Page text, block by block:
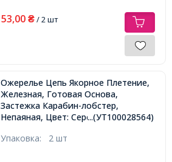
53,00 ₴/ 2 шт
Ожерелье Цепь Якорное Плетение,
Железная, Готовая Основа,
Застежка Карабин-лобстер,
Непаяная, Цвет: Серебро, 60см,
...(УТ100028564)
Упаковка: 2 шт